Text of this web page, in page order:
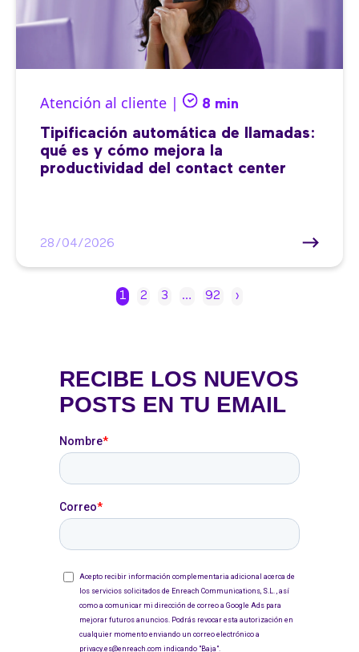
Atención al cliente | 8 min
Tipificación automática de llamadas:
qué es y cómo mejora la
productividad del contact center
28/04/2026
1 2 3 … 92 ›